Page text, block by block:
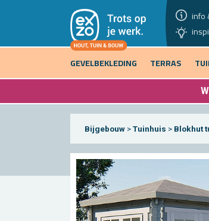
info
GEVELBEKLEDING
TERRAS
Bijgebouw >Tuinhuis > Blokhut